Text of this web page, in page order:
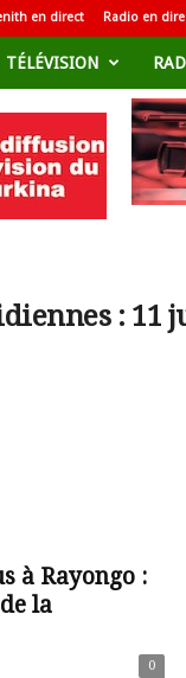
en direct Radio en
TÉLÉVISION
: 11
à Rayongo :
la
0